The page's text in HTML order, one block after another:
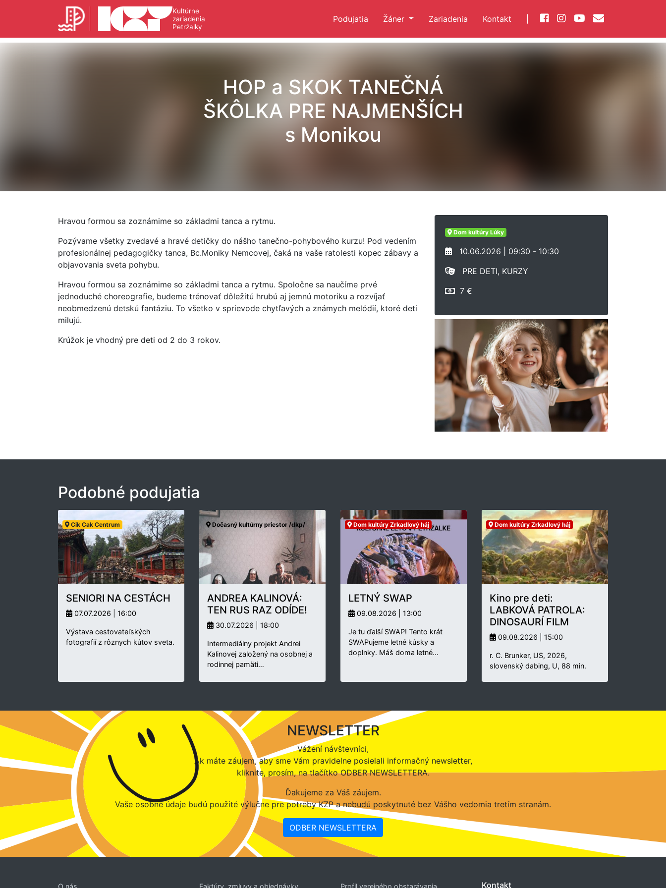
Kultúrne
zariadenia
Petržalky
Podujatia Žáner Zariadenia Kontakt
HOP a SKOK TANEČNÁ
ŠKÔLKA PRE NAJMENŠÍCH
s Monikou
Hravou formou sa zoznámime so základmi tanca a rytmu.
Pozývame všetky zvedavé a hravé detičky do nášho tanečno-pohybového kurzu! Pod vedením
profesionálnej pedagogičky tanca, Bc.Moniky Nemcovej, čaká na vaše ratolesti kopec zábavy a
objavovania sveta pohybu.
Hravou formou sa zoznámime so základmi tanca a rytmu. Spoločne sa naučíme prvé
jednoduché choreografie, budeme trénovať dôležitú hrubú aj jemnú motoriku a rozvíjať
neobmedzenú detskú fantáziu. To všetko v sprievode chytľavých a známych melódií, ktoré deti
milujú.
Krúžok je vhodný pre deti od 2 do 3 rokov.
Dom kultúry Lúky
10.06.2026 | 09:30 - 10:30
PRE DETI, KURZY
7 €
Podobné podujatia
Cik Cak Centrum
SENIORI NA CESTÁCH
07.07.2026 | 16:00
Výstava cestovateľských
fotografií z rôznych kútov sveta.
Dočasný kultúrny priestor /dkp/
ANDREA KALINOVÁ:
TEN RUS RAZ ODÍDE!
30.07.2026 | 18:00
Intermediálny projekt Andrei
Kalinovej založený na osobnej a
rodinnej pamäti…
Dom kultúry Zrkadlový háj
LETNÝ SWAP
09.08.2026 | 13:00
Je tu ďalší SWAP! Tento krát
SWAPujeme letné kúsky a
doplnky. Máš doma letné…
Dom kultúry Zrkadlový háj
Kino pre deti:
LABKOVÁ PATROLA:
DINOSAURÍ FILM
09.08.2026 | 15:00
r. C. Brunker, US, 2026,
slovenský dabing, U, 88 min.
NEWSLETTER
Vážení návštevníci,
Ak máte záujem, aby sme Vám pravidelne posielali informačný newsletter,
kliknite, prosím, na tlačítko ODBER NEWSLETTERA.
Ďakujeme za Váš záujem.
Vaše osobné údaje budú použité výlučne pre potreby KZP a nebudú poskytnuté bez Vášho vedomia tretím stranám.
ODBER NEWSLETTERA
Kontakt